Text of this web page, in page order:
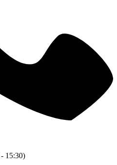
15:30)